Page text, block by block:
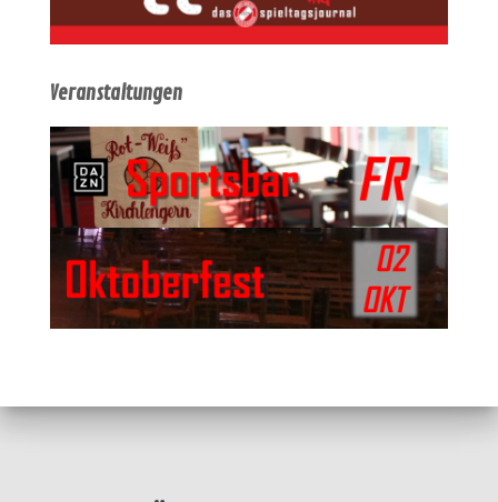
Veranstaltungen